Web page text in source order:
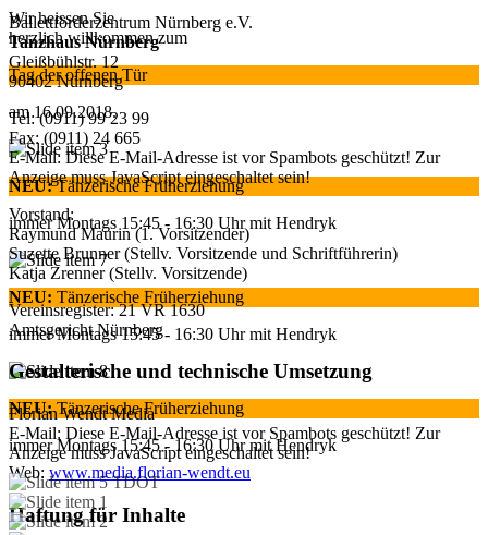
Wir heissen Sie
herzlich willkommen zum
Tag der offenen Tür
am 16.09.2018.
NEU:Tänzerische Früherziehung
immer Montags 15:45 - 16:30 Uhr mit Hendryk
NEU: Tänzerische Früherziehung
immer Montags 15:45 - 16:30 Uhr mit Hendryk
NEU:Tänzerische Früherziehung
immer Montags 15:45 - 16:30 Uhr mit Hendryk
Ballettförderzentrum Nürnberg e.V.
Tanzhaus Nürnberg
Gleißbühlstr. 12
90402 Nürnberg
Tel: (0911) 99 23 99
Fax: (0911) 24 665
E-Mail: Diese E-Mail-Adresse ist vor Spambots geschützt! Zur
Anzeige muss JavaScript eingeschaltet sein!
Vorstand:
Raymund Maurin (1. Vorsitzender)
Suzette Brunner (Stellv. Vorsitzende und Schriftführerin)
Katja Zrenner (Stellv. Vorsitzende)
Vereinsregister: 21 VR 1630
Amtsgericht Nürnberg
Gestalterische und technische Umsetzung
Florian Wendt Media
E-Mail: Diese E-Mail-Adresse ist vor Spambots geschützt! Zur
Anzeige muss JavaScript eingeschaltet sein!
Web: www.media.florian-wendt.eu
Haftung für Inhalte